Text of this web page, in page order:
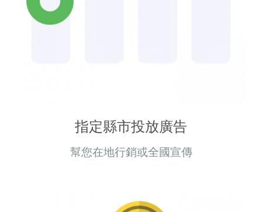
指定縣市投放廣告
幫您在地行銷或全國宣傳